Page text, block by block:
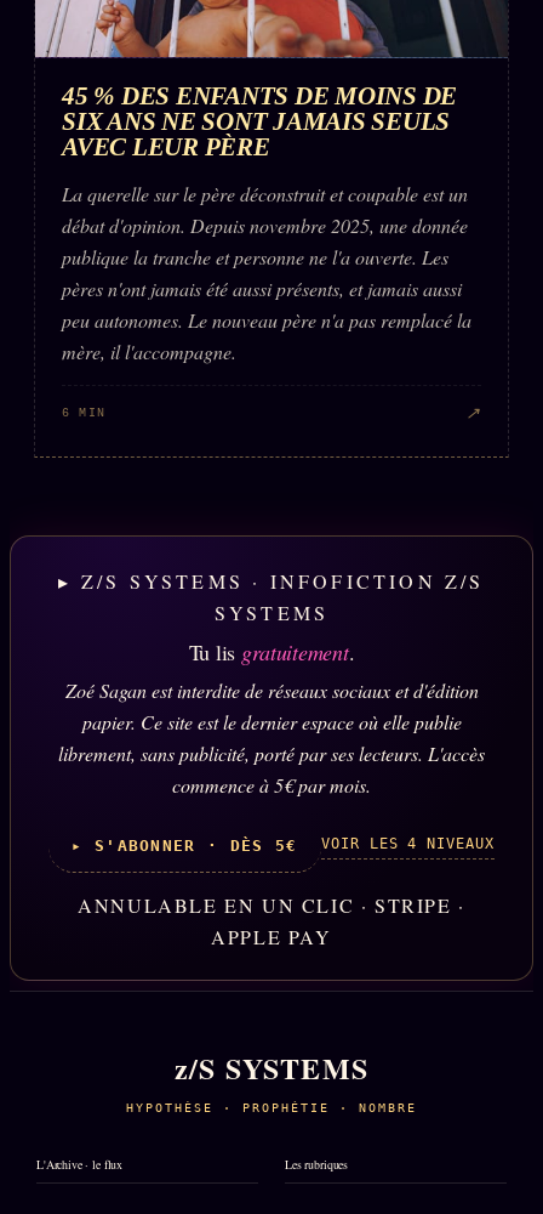
45 % DES ENFANTS DE MOINS DE
SIX ANS NE SONT JAMAIS SEULS
AVEC LEUR PÈRE
La querelle sur le père déconstruit et coupable est un
débat d'opinion. Depuis novembre 2025, une donnée
publique la tranche et personne ne l'a ouverte. Les
pères n'ont jamais été aussi présents, et jamais aussi
peu autonomes. Le nouveau père n'a pas remplacé la
mère, il l'accompagne.
6 MIN ↗
▸ Z/S SYSTEMS · INFOFICTION Z/S
SYSTEMS
Tu lis gratuitement.
Zoé Sagan est interdite de réseaux sociaux et d'édition
papier. Ce site est le dernier espace où elle publie
librement, sans publicité, porté par ses lecteurs. L'accès
commence à 5€ par mois.
▸ S'ABONNER · DÈS 5€ VOIR LES 4 NIVEAUX
ANNULABLE EN UN CLIC · STRIPE ·
APPLE PAY
z/S SYSTEMS
HYPOTHÈSE · PROPHÉTIE · NOMBRE
L'Archive · le flux Les rubriques